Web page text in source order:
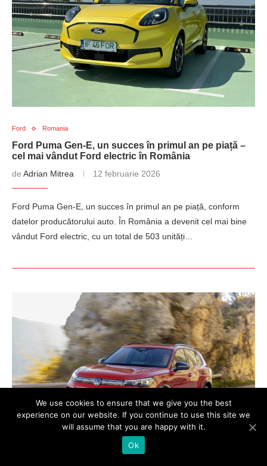
Ford Romania
Ford Puma Gen-E, un succes în primul an pe piață –
cel mai vândut Ford electric în România
de Adrian Mitrea 12 februarie 2026
Ford Puma Gen-E, un succes în primul an pe piață, conform
datelor producătorului auto. În România a devenit cel mai bine
vândut Ford electric, cu un total de 503 unități…
We use cookies to ensure that we give you the best
experience on our website. If you continue to use this site we
will assume that you are happy with it.
Ok